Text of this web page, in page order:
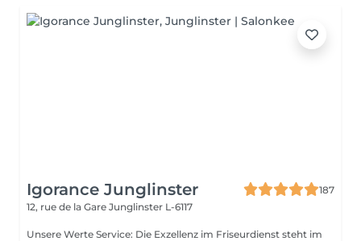
Igorance Junglinster
187
12, rue de la Gare Junglinster L-6117
Unsere Werte Service: Die Exzellenz im Friseurdienst steht im